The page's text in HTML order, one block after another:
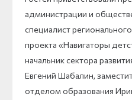
администрации и
специалист
проекта «Навигаторы
начальник сектора
Евгений Шабалин,
отделом образования